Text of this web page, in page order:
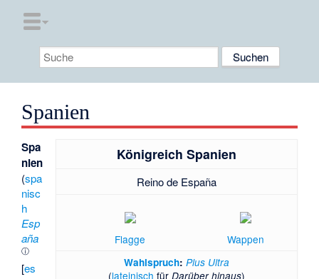
Spanien
Königreich Spanien
Reino de España
Flagge Wappen
Wahlspruch: Plus Ultra
(lateinisch für Darüber hinaus)
Spa
nien
(spa
nisc
h
Esp
aña
ⓘ
[es